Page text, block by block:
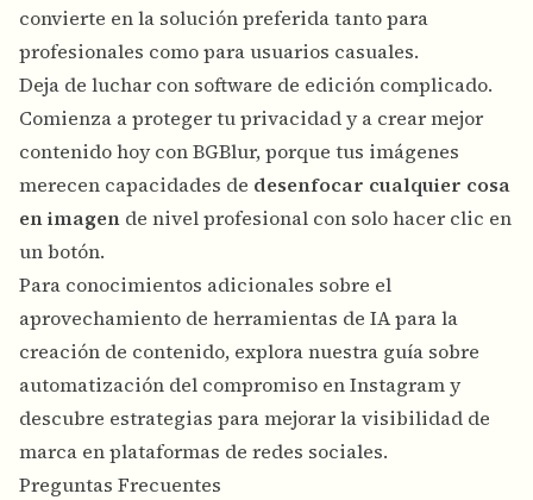
convierte en la solución preferida tanto para
profesionales como para usuarios casuales.
Deja de luchar con software de edición complicado.
Comienza a proteger tu privacidad y a crear mejor
contenido hoy con BGBlur, porque tus imágenes
merecen capacidades de desenfocar cualquier cosa
en imagen de nivel profesional con solo hacer clic en
un botón.
Para conocimientos adicionales sobre el
aprovechamiento de herramientas de IA para la
creación de contenido, explora nuestra guía sobre
automatización del compromiso en Instagramy
descubre estrategias paramejorar la visibilidad de
marca en plataformas de redes sociales.
Preguntas Frecuentes